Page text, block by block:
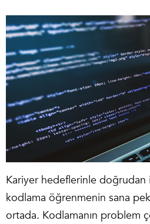
Kariyer hedeflerinle doğrudan
kodlama öğrenmenin sana
ortada. Kodlamanın problem